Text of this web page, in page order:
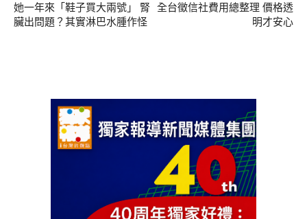
她一年來「鞋子買大兩號」 腎
臟出問題？其實淋巴水腫作怪
全台徵信社費用總整理 價格透
明才安心